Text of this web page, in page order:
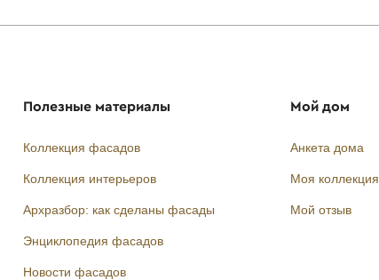
Полезные материалы
Коллекция фасадов
Коллекция интерьеров
Архразбор: как сделаны фасады
Энциклопедия фасадов
Новости фасадов
Мой дом
Анкета дома
Моя коллекция
Мой отзыв